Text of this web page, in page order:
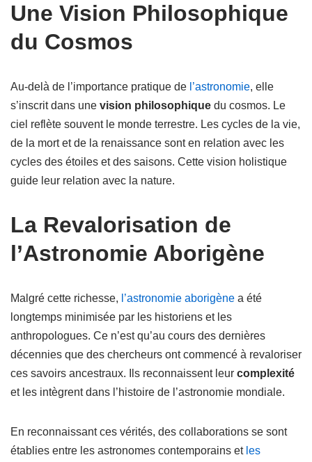
Une Vision Philosophique
du Cosmos
Au-delà de l’importance pratique de l’astronomie, elle
s’inscrit dans une vision philosophique du cosmos. Le
ciel reflète souvent le monde terrestre. Les cycles de la vie,
de la mort et de la renaissance sont en relation avec les
cycles des étoiles et des saisons. Cette vision holistique
guide leur relation avec la nature.
La Revalorisation de
l’Astronomie Aborigène
Malgré cette richesse, l’astronomie aborigène a été
longtemps minimisée par les historiens et les
anthropologues. Ce n’est qu’au cours des dernières
décennies que des chercheurs ont commencé à revaloriser
ces savoirs ancestraux. Ils reconnaissent leur complexité
et les intègrent dans l’histoire de l’astronomie mondiale.
En reconnaissant ces vérités, des collaborations se sont
établies entre les astronomes contemporains et les